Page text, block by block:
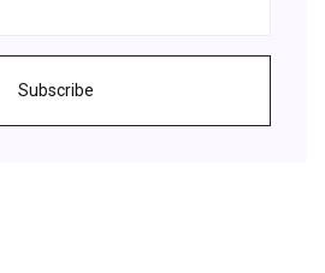
Subscribe